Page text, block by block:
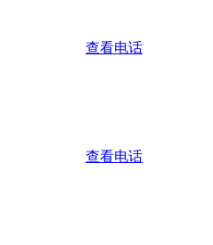
查看电话
查看电话